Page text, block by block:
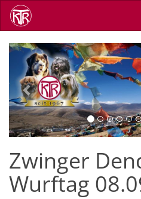
Direkt
zum
Inhalt
Previous
Zwinger
Wurftag